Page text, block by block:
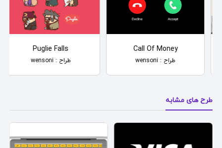
Call Of Money
طراح : wensoni
Puglie Falls
طراح : wensoni
طرح های مشابه